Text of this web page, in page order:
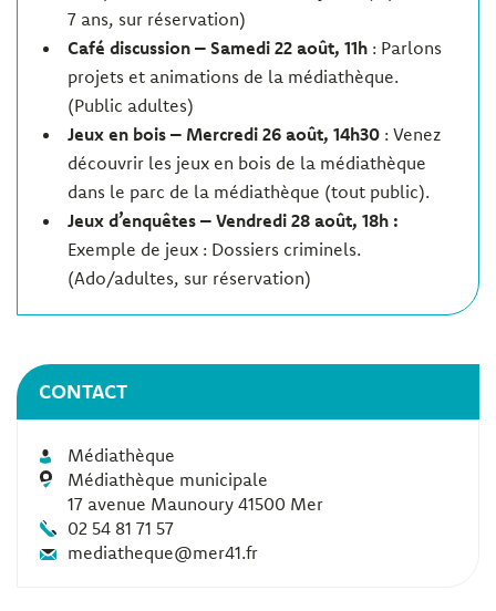
7 ans, sur réservation)
Café discussion – Samedi 22 août, 11h : Parlons
projets et animations de la médiathèque.
(Public adultes)
Jeux en bois – Mercredi 26 août, 14h30 : Venez
découvrir les jeux en bois de la médiathèque
dans le parc de la médiathèque (tout public).
Jeux d’enquêtes – Vendredi 28 août, 18h :
Exemple de jeux : Dossiers criminels.
(Ado/adultes, sur réservation)
CONTACT
Médiathèque
Médiathèque municipale
17 avenue Maunoury 41500 Mer
02 54 81 71 57
mediatheque@mer41.fr